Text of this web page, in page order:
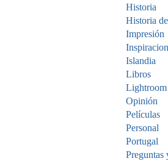
Historia
Historia
Impresión
Islandia
Libros
Lightroom
Opinión
Películas
Personal
Portugal
Preguntas